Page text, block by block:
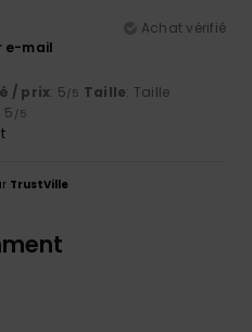
Achat vérifié
e-mail
/ prix: 5/5 Taille: Taille
: 5 /5
TrustVille